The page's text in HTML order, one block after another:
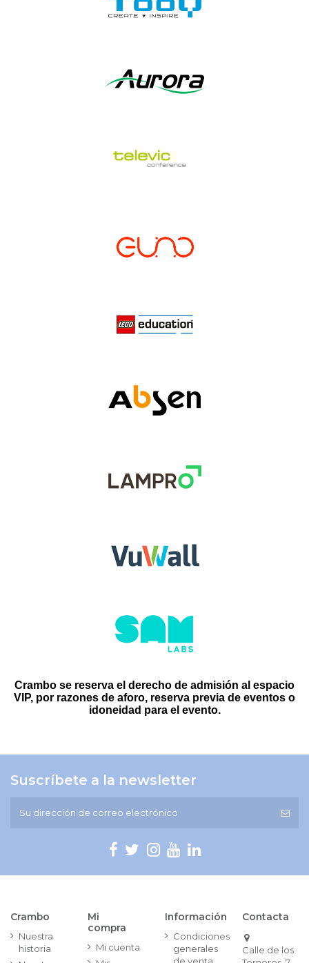
Crambo se reserva el derecho de admisión al espacio
VIP, por razones de aforo, reserva previa de eventos o
idoneidad para el evento.
Suscríbete a la newsletter
Crambo
Nuestra
historia
Mi
compra
Mi cuenta
Información
Condiciones
generales
Contacta
Calle de los